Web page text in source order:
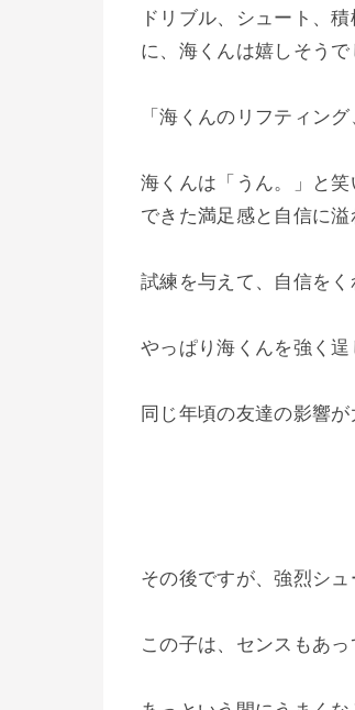
ドリブル、シュート、
に、海くんは嬉しそうで
「海くんのリフティン
海くんは「うん。」と
できた満足感と自信に溢
試練を与えて、自信をく
やっぱり海くんを強く
同じ年頃の友達の影響
その後ですが、強烈シ
この子は、センスもあ